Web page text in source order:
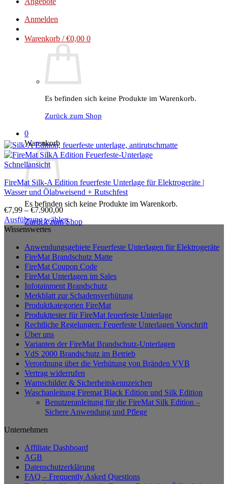
Anmelden
Warenkorb /€0,00 0
Es befinden sich keine Produkte im Warenkorb.
Zurück zum Shop
0
Warenkorb
Es befinden sich keine Produkte im Warenkorb.
Zurück zum Shop
Schnellansicht
FireMat Silk-A Edition feuerfeste Unterlage für Elektrogeräte |
Wasser und Ölabweisend + Rutschfest
€7,99 – €7.900,00
Ausführung wählen
Dieses
weist
mehrere
Varianten
Optionen
können
Produktseite
gewählt
werden
Wissenswertes
Anwendungsgebiete Feuerfeste Unterlagen für Elektrogeräte
FireMat Brandschutz Matte
FireMat Coupon Code
FireMat Unterlagen im Sales
Infotainment Brandschutz
Merkblatt zur Schadensverhütung
Produktkategorien FireMat
Produkttester für FireMat feuerfeste Unterlage
Rechtliche Regelungen: Feuerfeste Unterlagen Vorschrift
Über uns
Varianten der FireMat Brandschutz-Unterlagen
VdS 2000 Brandschutz im Betrieb
Verordnung über die Verhütung von Bränden VVB
Vertrag widerrufen
Warnschilder & Sicherheitskennzeichen
Waschanleitung Firemat Black Edition und Silk Edition
Benutzeranleitung für die FireMat Silk Edition –
Sichere Anwendung und Pflege
Unternehmen
Affiliate Dashboard
AGB
Datenschutzerklärung
FAQ – Frequently Asked Questions